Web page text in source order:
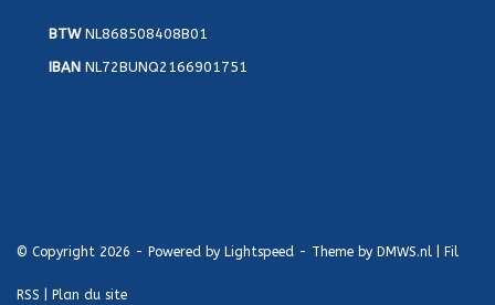
BTWNL868508408B01
IBAN NL72BUNQ2166901751
© Copyright 2026 - Powered by Lightspeed - Theme by DMWS.nl Fil
RSS Plan du site